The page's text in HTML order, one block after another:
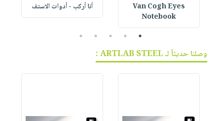
Van Cogh Eyes
Notebook
أنا أركب - أدوات الاستف
1
2
3
4
5
وصلنا حديثاً لـ ARTLAB STEEL :